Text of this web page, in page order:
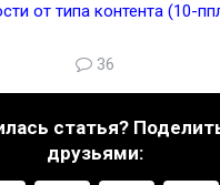
от типа контента (10-
36
статья?
друзьями: